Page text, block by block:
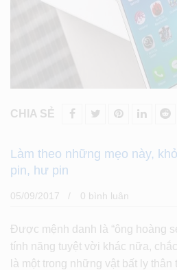
CHIA SẺ
Làm theo những mẹo này,
pin, hư pin
05/09/2017 0 bình luân
Được mệnh danh là “ông hoàng
tính năng tuyệt vời khác nữa,
là một trong những vật bất ly